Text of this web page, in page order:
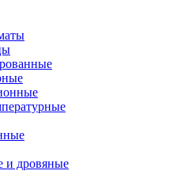
и дровяные